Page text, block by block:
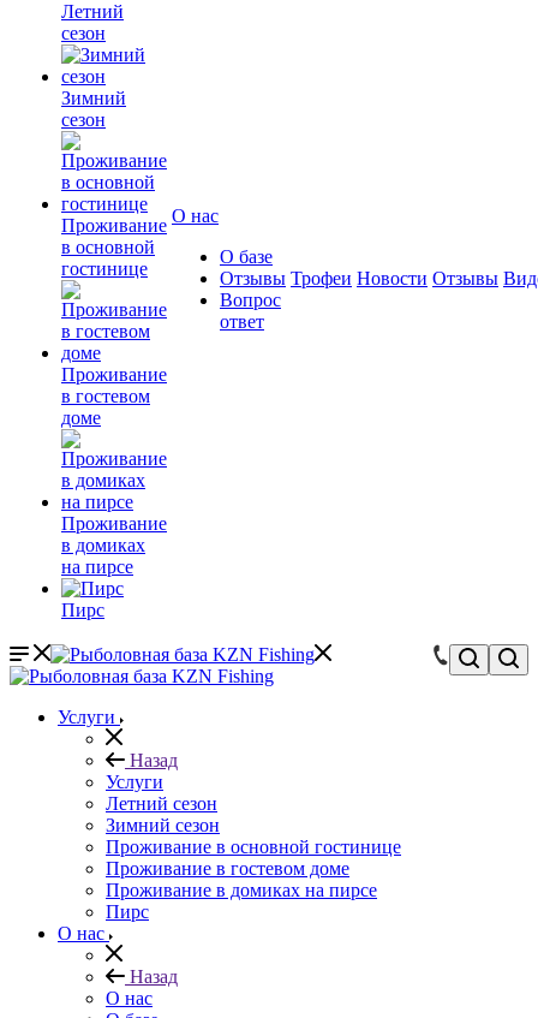
Летний
сезон
Зимний
сезон
Проживание
в основной
гостинице
Проживание
в гостевом
доме
Проживание
в домиках
на пирсе
Пирс
О нас
О базе
Отзывы
Вопрос
ответ
Трофеи Новости Отзывы
Услуги
Назад
Услуги
Летний сезон
Зимний сезон
Проживание в основной гостинице
Проживание в гостевом доме
Проживание в домиках на пирсе
Пирс
О нас
Назад
О нас